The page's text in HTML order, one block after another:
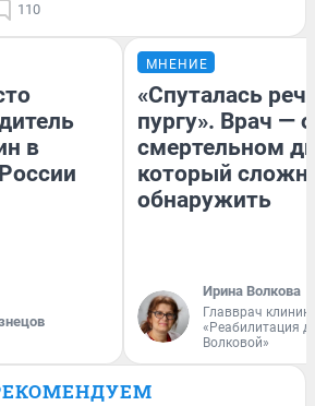
110
в
МНЕНИЕ
«Спуталась
пургу». Врач — о
смертельном
который
обнаружить
Ирина Волкова
Главврач
«Реабилитация
Волковой»